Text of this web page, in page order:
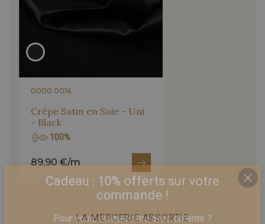
0000 0014
Crêpe Satin en Soie - Uni
- Black
100%
89,90 €/m
LA MERCERIE ASSORTIE
Cadeau : 10% offerts sur votre
commande !